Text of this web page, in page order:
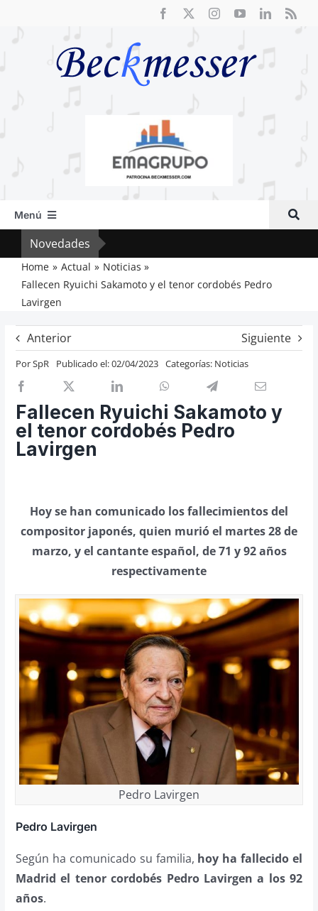
Menú
Inicio
Actual
Artículos
Previos de ópera
Entrevistas
Recomendación
Cosas de Beckmesser
Nosotros y privacidad
Buscar:
Novedades
Home Actual
Noticias
Fallecen Ryuichi Sakamoto y el tenor cordobés Pedro
Lavirgen
Anterior Siguiente
PorSpR Publicado el: 02/04/2023 Categorías: Noticias
Fallecen Ryuichi Sakamoto y
el tenor cordobés Pedro
Lavirgen
Hoy se han comunicado los fallecimientos del
compositor japonés, quien murió el martes 28 de
marzo, y el cantante español, de 71 y 92 años
respectivamente
Pedro Lavirgen
Pedro Lavirgen
Según ha comunicado su familia, hoy ha fallecido el
Madrid el tenor cordobés Pedro Lavirgen a los 92
años.